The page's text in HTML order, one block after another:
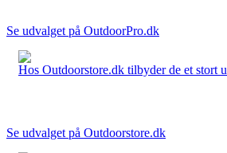
Se udvalget på OutdoorPro.dk
Hos Outdoorstore.dk tilbyder de et stort
Se udvalget på Outdoorstore.dk